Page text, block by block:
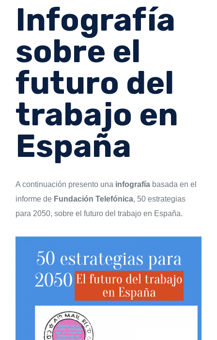
Infografía
sobre el
futuro del
trabajo en
España
A continuación presento una infografía basada en el
informe de Fundación Telefónica, 50 estrategias
para 2050, sobre el futuro del trabajo en España.